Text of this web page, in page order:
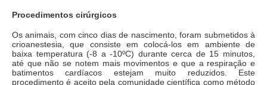
Procedimentos cirúrgicos
Os animais, com cinco dias de nascimento, foram submetidos à
crioanestesia, que consiste em colocá-los em ambiente de
baixa temperatura (-8 a -10ºC) durante cerca de 15 minutos,
até que não se notem mais movimentos e que a respiração e
batimentos cardíacos estejam muito reduzidos. Este
procedimento é aceito pela comunidade científica como método